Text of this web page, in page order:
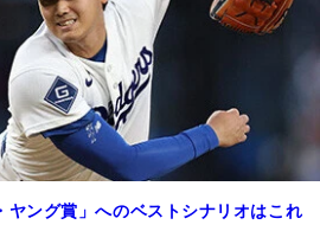
ヤング賞」へのベストシナリオはこれ